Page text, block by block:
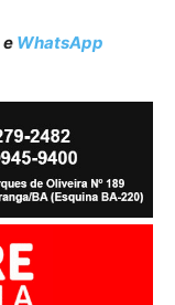
e WhatsApp